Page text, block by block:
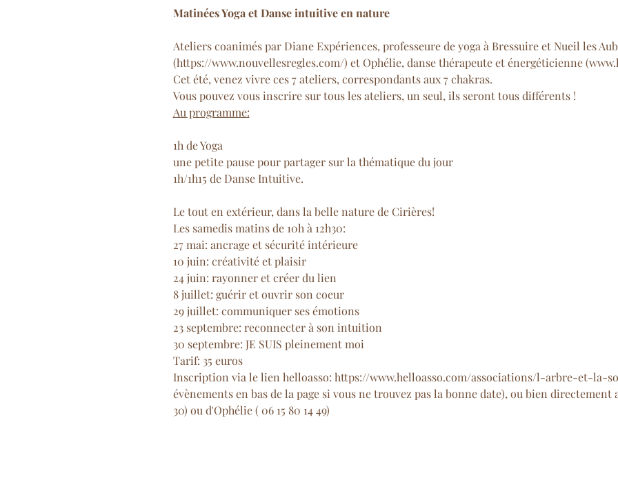
Matinées Yoga et Danse intuitive en nature
Ateliers coanimés par Diane Expériences, professeure de yoga à Bressuire et Nueil les
(https://www.nouvellesregles.com/) et Ophélie, danse thérapeute et énergéticienne (
Cet été, venez vivre ces 7 ateliers, correspondants aux 7 chakras.
Vous pouvez vous inscrire sur tous les ateliers, un seul, ils seront tous différents !
Au programme:
1h de Yoga
une petite pause pour partager sur la thématique du jour
1h/1h15 de Danse Intuitive.
Le tout en extérieur, dans la belle nature de Cirières!
Les samedis matins de 10h à 12h30:
27 mai: ancrage et sécurité intérieure
10 juin: créativité et plaisir
24 juin: rayonner et créer du lien
8 juillet: guérir et ouvrir son coeur
29 juillet: communiquer ses émotions
23 septembre: reconnecter à son intuition
30 septembre: JE SUIS pleinement moi
Tarif: 35 euros
Inscription via le lien helloasso: https://www.helloasso.com/associations/l-arbre-et-la-
évènements en bas de la page si vous ne trouvez pas la bonne date), ou bien directement
30) ou d'Ophélie ( 06 15 80 14 49)